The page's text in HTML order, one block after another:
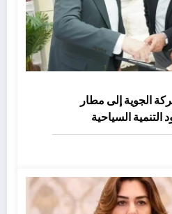
الجوية إلى مطار
السياحية